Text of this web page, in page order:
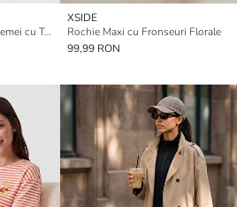
Pantaloni Scurți de Înot pentru Femei cu Talie Elastică
XSIDE
Rochie Maxi cu Fronseuri Florale
99,99 RON